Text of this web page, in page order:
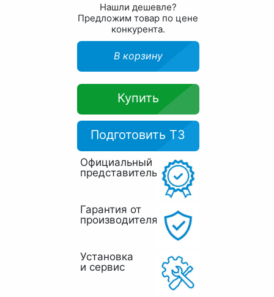
Нашли дешевле?
Предложим товар по цене
конкурента.
В корзину
Купить
Подготовить ТЗ
Официальный
представитель
Гарантия от
производителя
Установка
и сервис